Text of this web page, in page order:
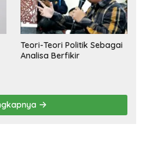
Teori-Teori Politik Sebagai
Analisa Berfikir